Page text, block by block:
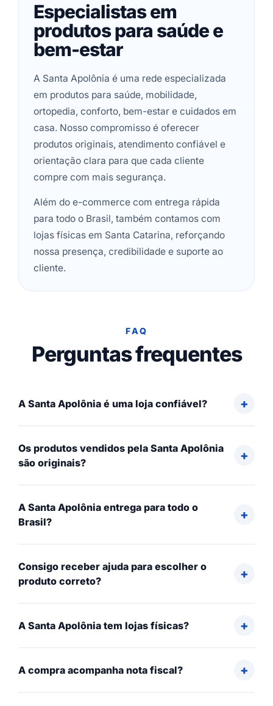
Especialistas em
produtos para saúde e
bem-estar
A Santa Apolônia é uma rede especializada
em produtos para saúde, mobilidade,
ortopedia, conforto, bem-estar e cuidados em
casa. Nosso compromisso é oferecer
produtos originais, atendimento confiável e
orientação clara para que cada cliente
compre com mais segurança.
Além do e-commerce com entrega rápida
para todo o Brasil, também contamos com
lojas físicas em Santa Catarina, reforçando
nossa presença, credibilidade e suporte ao
cliente.
FAQ
Perguntas frequentes
A Santa Apolônia é uma loja confiável?
Os produtos vendidos pela Santa Apolônia
são originais?
A Santa Apolônia entrega para todo o
Brasil?
Consigo receber ajuda para escolher o
produto correto?
A Santa Apolônia tem lojas físicas?
A compra acompanha nota fiscal?